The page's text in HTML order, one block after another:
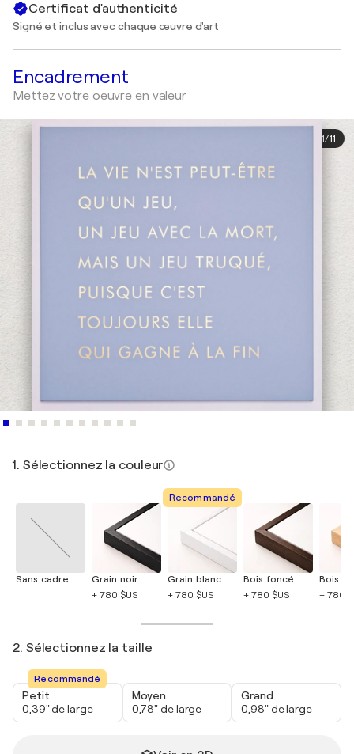
Certificat d'authenticité
Signé et inclus avec chaque œuvre d'art
Encadrement
Mettez votre oeuvre en valeur
1/11
1. Sélectionnez la couleur
Sans cadre
Grain noir
+ 780 $US
Recommandé
Grain blanc
+ 780 $US
Bois foncé
+ 780 $US
Bois
+ 780
2. Sélectionnez la taille
Recommandé
Petit
0,39" de large
Moyen
0,78" de large
Grand
0,98" de large